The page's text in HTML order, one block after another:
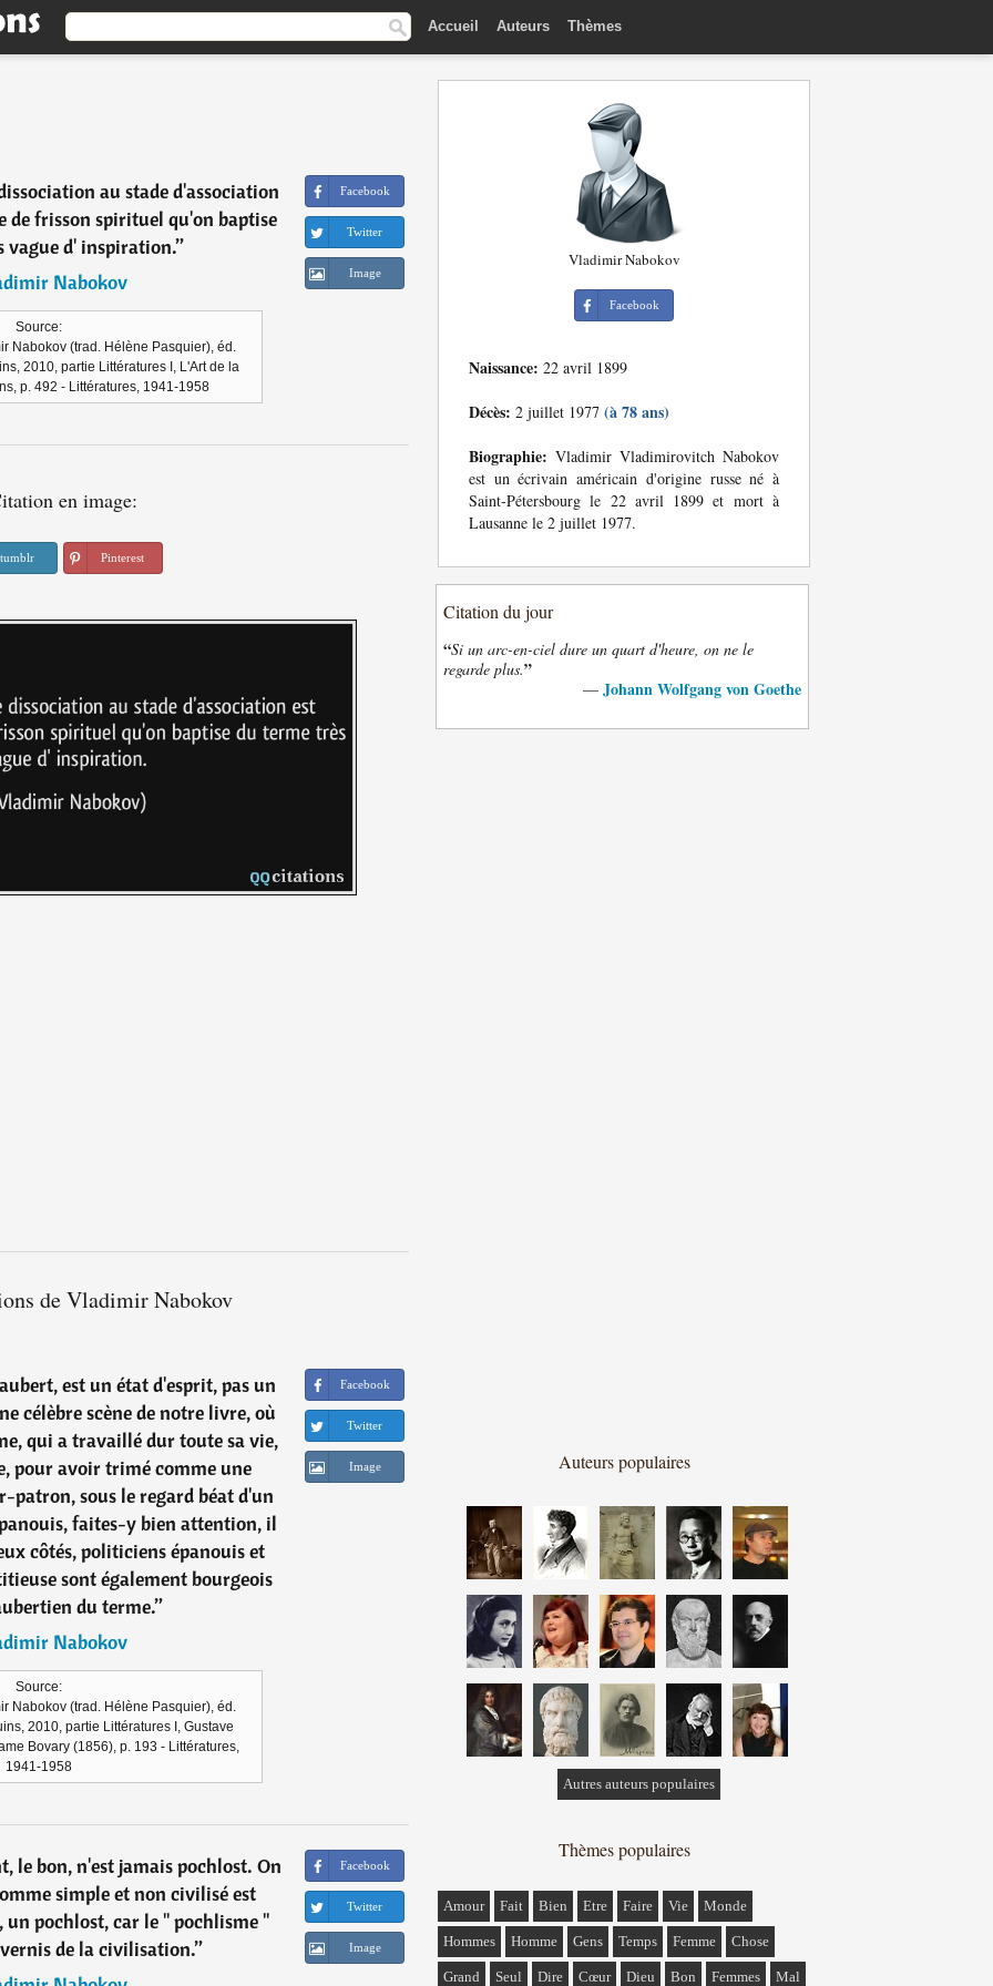
Accueil Auteurs Thèmes
au stade d'association
de frisson spirituel qu'on baptise
vague d' inspiration.”
Nabokov
Source:
Nabokov (trad. Hélène Pasquier), éd.
2010, partie Littératures I, L'Art de la
p. 492 - Littératures, 1941-1958
Facebook
Twitter
Image
en image:
tumblr Pinterest
de Vladimir Nabokov
est un état d'esprit, pas un
célèbre scène de notre livre, où
qui a travaillé dur toute sa vie,
pour avoir trimé comme une
patron, sous le regard béat d'un
faites-y bien attention, il
côtés, politiciens épanouis et
sont également bourgeois
du terme.”
Nabokov
Source:
Nabokov (trad. Hélène Pasquier), éd.
2010, partie Littératures I, Gustave
Bovary (1856), p. 193 - Littératures,
1941-1958
Facebook
Twitter
Image
le bon, n'est jamais pochlost. On
simple et non civilisé est
pochlost, car le " pochlisme "
de la civilisation.”
Facebook
Twitter
Image
Vladimir Nabokov
Facebook
Naissance: 22 avril 1899
Décès: 2 juillet 1977 (à 78 ans)
Biographie: Vladimir Vladimirovitch Nabokov
est un écrivain américain d'origine russe né à
Saint-Pétersbourg le 22 avril 1899 et mort à
Lausanne le 2 juillet 1977.
Citation du jour
“Si un arc-en-ciel dure un quart d'heure, on ne le
regarde plus.”
— Johann Wolfgang von Goethe
Auteurs populaires
Autres auteurs populaires
Thèmes populaires
Amour Fait Bien Etre Faire Vie Monde
Hommes Homme Gens Temps Femme Chose
Grand Seul Dire Cœur Dieu Bon Femmes Mal